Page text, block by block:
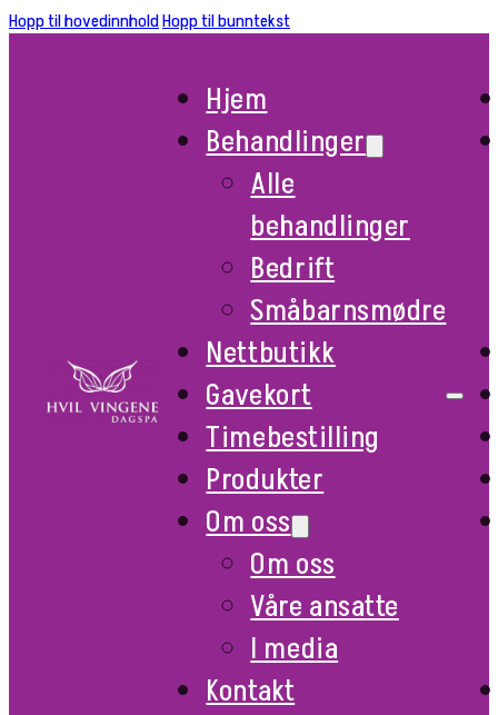
Hopp til hovedinnholdHopp til bunntekst
Hjem
Behandlinger
Alle
behandlinger
Bedrift
Småbarnsmødre
Nettbutikk
Gavekort
Timebestilling
Produkter
Om oss
Om oss
Våre ansatte
I media
Kontakt